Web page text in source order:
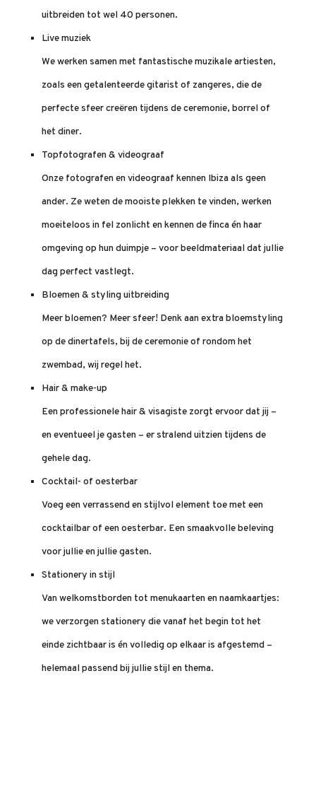
uitbreiden tot wel 40 personen.
Live muziek
We werken samen met fantastische muzikale artiesten,
zoals een getalenteerde gitarist of zangeres, die de
perfecte sfeer creëren tijdens de ceremonie, borrel of
het diner.
Topfotografen & videograaf
Onze fotografen en videograaf kennen Ibiza als geen
ander. Ze weten de mooiste plekken te vinden, werken
moeiteloos in fel zonlicht en kennen de finca én haar
omgeving op hun duimpje – voor beeldmateriaal dat jullie
dag perfect vastlegt.
Bloemen & styling uitbreiding
Meer bloemen? Meer sfeer! Denk aan extra bloemstyling
op de dinertafels, bij de ceremonie of rondom het
zwembad, wij regel het.
Hair & make-up
Een professionele hair & visagiste zorgt ervoor dat jij –
en eventueel je gasten – er stralend uitzien tijdens de
gehele dag.
Cocktail- of oesterbar
Voeg een verrassend en stijlvol element toe met een
cocktailbar of een oesterbar. Een smaakvolle beleving
voor jullie en jullie gasten.
Stationery in stijl
Van welkomstborden tot menukaarten en naamkaartjes:
we verzorgen stationery die vanaf het begin tot het
einde zichtbaar is én volledig op elkaar is afgestemd –
helemaal passend bij jullie stijl en thema.